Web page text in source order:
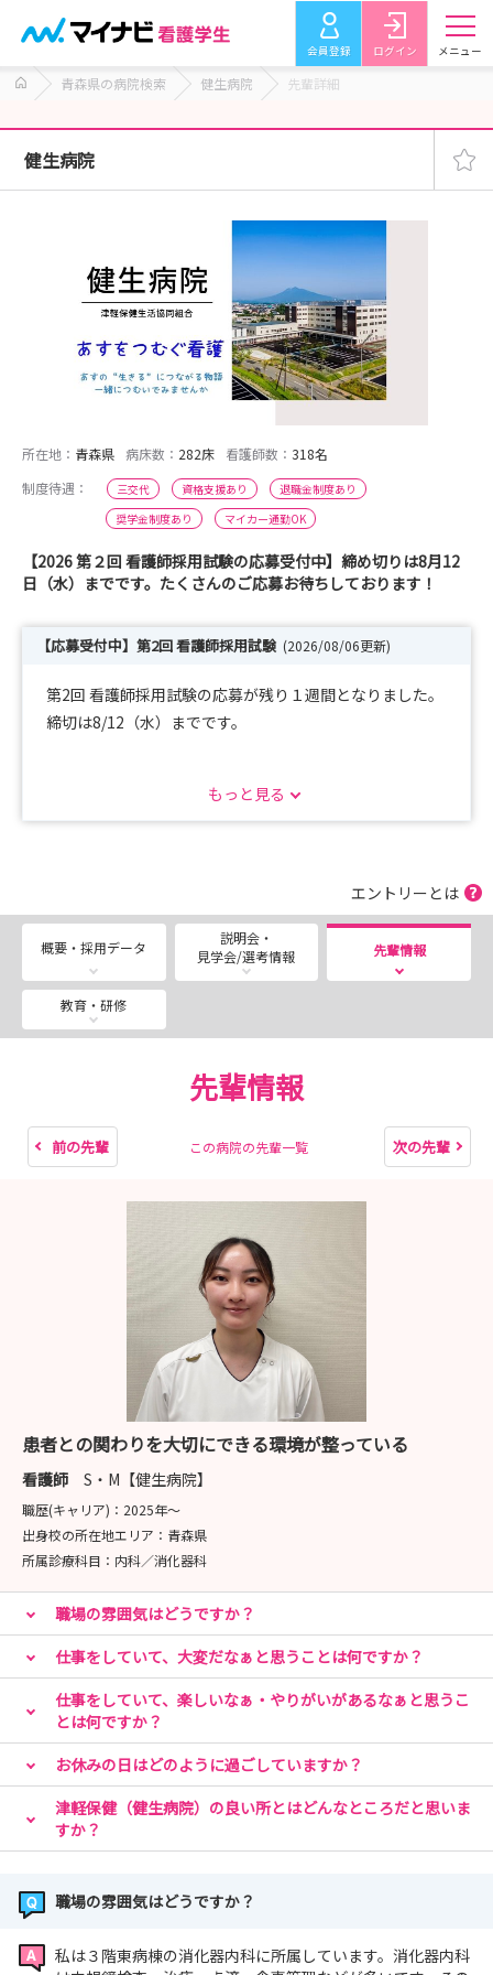
会員登録 ログイン メニュー
青森県の病院検索 健生病院 先輩詳細
健生病院
所在地： 青森県 病床数： 282床 看護師数： 318名
制度待遇：
三交代 資格支援あり
退職金制度あり
奨学金制度あり
マイカー通勤OK
【2026 第２回 看護師採用試験の応募受付中】締め切りは8月12
日（水）までです。たくさんのご応募お待ちしております！
【応募受付中】第2回 看護師採用試験 (2026/08/06更新)
第2回 看護師採用試験の応募が残り１週間となりました。
締切は8/12（水）までです。
たくさんのご応募お待ちしております。
8月15日（土）病院見学・説明会を実施します
病院に少しでもご興味あるかたは、ぜひご参加ください
(*^^*)
また、看護就労体験も個別対応で受付ております！
毎日、地域医療のために奮闘する現場のようすをぜひ体験
いただきたいです！
健生病院インスタグラム
https://www.instagram.com/tsugaru_kensei/
津軽保健看護介護部インスタグラム
https://www.instagram.com/hirosaki_kenseikango_o
もっと見る
エントリーとは
概要・採用データ
説明会・
見学会/選考情報
先輩情報
教育・研修
先輩情報
前の先輩 この病院の先輩一覧 次の先輩
患者との関わりを大切にできる環境が整っている
看護師 S・M【健生病院】
職歴(キャリア)： 2025年〜
出身校の所在地エリア： 青森県
所属診療科目： 内科／消化器科
職場の雰囲気はどうですか？
仕事をしていて、大変だなぁと思うことは何ですか？
仕事をしていて、楽しいなぁ・やりがいがあるなぁと思うこ
とは何ですか？
お休みの日はどのように過ごしていますか？
津軽保健（健生病院）の良い所とはどんなところだと思いま
すか？
職場の雰囲気はどうですか？
私は３階東病棟の消化器内科に所属しています。消化器内科